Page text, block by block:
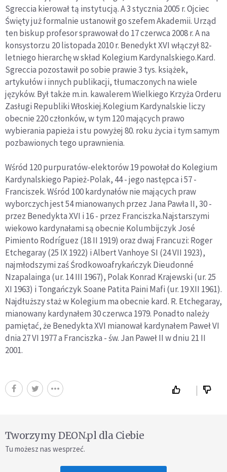
Sgreccia kierował tą instytucją. A 3 stycznia 2005 r. Ojciec
Święty już formalnie ustanowił go szefem Akademii. Urząd
ten biskup profesor sprawował do 17 czerwca 2008 r. A na
konsystorzu 20 listopada 2010 r. Benedykt XVI włączył 82-
letniego hierarchę w skład Kolegium Kardynalskiego.Kard.
Sgreccia pozostawił po sobie prawie 3 tys. książek,
artykułów i innych publikacji, tłumaczonych na wiele
języków. Był także m.in. kawalerem Wielkiego Krzyża Orderu
Zasługi Republiki Włoskiej.Kolegium Kardynalskie liczy
obecnie 220 członków, w tym 120 mających prawo
wybierania papieża i stu powyżej 80. roku życia i tym samym
pozbawionych tego uprawnienia.
Wśród 120 purpuratów-elektorów 19 powołał do Kolegium
Kardynalskiego Papież-Polak, 44 - jego następca i 57 -
Franciszek. Wśród 100 kardynałów nie mających praw
wyborczych jest 54 mianowanych przez Jana Pawła II, 30 -
przez Benedykta XVI i 16 - przez Franciszka.Najstarszymi
wiekowo kardynałami są obecnie Kolumbijczyk José
Pimiento Rodríguez (18 II 1919) oraz dwaj Francuzi: Roger
Etchegaray (25 IX 1922) i Albert Vanhoye SI (24 VII 1923),
najmłodszymi zaś Środkowoafrykańczyk Dieudonné
Nzapalainga (ur. 14 III 1967), Polak Konrad Krajewski (ur. 25
XI 1963) i Tongańczyk Soane Patita Paini Mafi (ur. 19 XII 1961).
Najdłuższy staż w Kolegium ma obecnie kard. R. Etchegaray,
mianowany kardynałem 30 czerwca 1979. Ponadto należy
pamiętać, że Benedykta XVI mianował kardynałem Paweł VI
dnia 27 VI 1977 a Franciszka - św. Jan Paweł II w dniu 21 II
2001.
Tworzymy DEON.pl dla Ciebie
Tu możesz nas wesprzeć.